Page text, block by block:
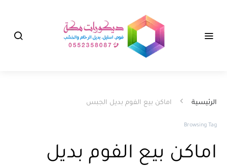
الرئيسية اماكن بيع الفوم بديل الجبس
Browsing Tag
اماكن بيع الفوم بديل